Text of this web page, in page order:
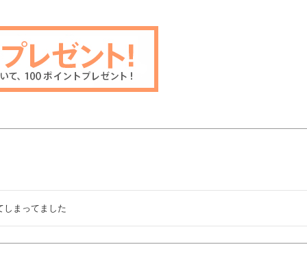
しまってました